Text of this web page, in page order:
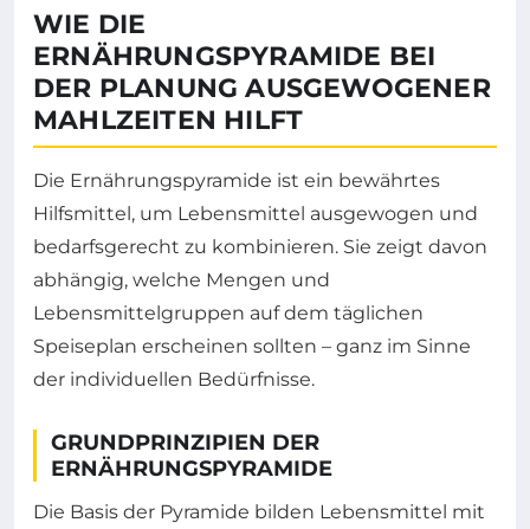
WIE DIE
ERNÄHRUNGSPYRAMIDE BEI
DER PLANUNG AUSGEWOGENER
MAHLZEITEN HILFT
Die Ernährungspyramide ist ein bewährtes
Hilfsmittel, um Lebensmittel ausgewogen und
bedarfsgerecht zu kombinieren. Sie zeigt davon
abhängig, welche Mengen und
Lebensmittelgruppen auf dem täglichen
Speiseplan erscheinen sollten – ganz im Sinne
der individuellen Bedürfnisse.
GRUNDPRINZIPIEN DER
ERNÄHRUNGSPYRAMIDE
Die Basis der Pyramide bilden Lebensmittel mit